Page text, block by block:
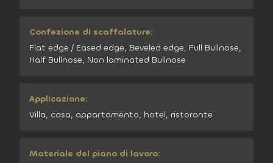
Confezione di scaffalature:
Flat edge / Eased edge, Beveled edge, Full Bullnose,
Half Bullnose, Non laminated Bullnose
Applicazione:
Villa, casa, appartamento, hotel, ristorante
Materiale del piano di lavoro: